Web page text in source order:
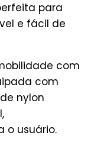
para
e fácil de
com
com
nylon
o usuário.